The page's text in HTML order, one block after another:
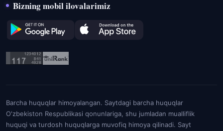
Bizning mobil ilovalarimiz
Barcha huquqlar himoyalangan. Saytdagi barcha huquqlar
O'zbekiston Respublikasi qonunlariga, shu jumladan mualliflik
huquqi va turdosh huquqlarga muvofiq himoya qilinadi. Sayt